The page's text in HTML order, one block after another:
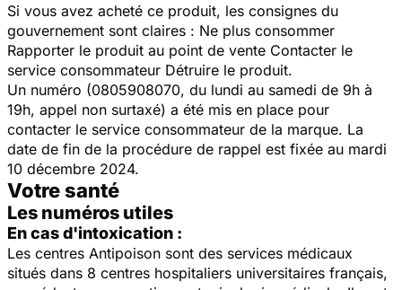
Si vous avez acheté ce produit, les consignes du
gouvernement sont claires : Ne plus consommer
Rapporter le produit au point de vente Contacter le
service consommateur Détruire le produit.
Un numéro (0805908070, du lundi au samedi de 9h à
19h, appel non surtaxé) a été mis en place pour
contacter le service consommateur de la marque. La
date de fin de la procédure de rappel est fixée au mardi
10 décembre 2024.
Votre santé
Les numéros utiles
En cas d'intoxication :
Les centres Antipoison sont des services médicaux
situés dans 8 centres hospitaliers universitaires français,